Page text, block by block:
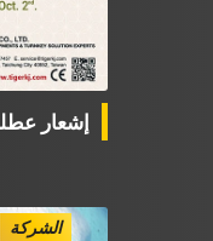
إشعار
الشركة